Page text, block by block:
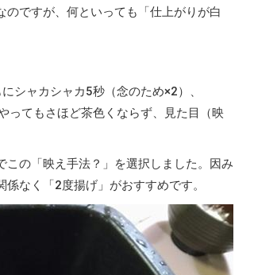
ですが、何といっても「仕上がりが白
シャカシャカ5秒（念のため×2）、
ってもさほど茶色くならず、見た目（映
の「映え手法？」を選択しました。因み
なく「2度揚げ」がおすすめです。